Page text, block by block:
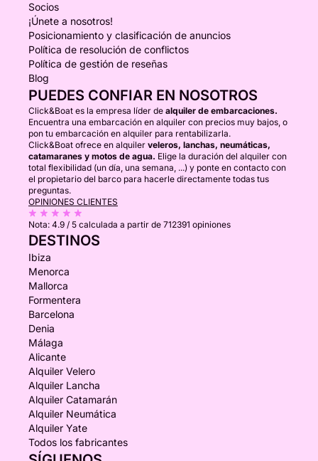
Socios
¡Únete a nosotros!
Posicionamiento y clasificación de anuncios
Política de resolución de conflictos
Política de gestión de reseñas
Blog
PUEDES CONFIAR EN NOSOTROS
Click&Boat es la empresa líder de alquiler de embarcaciones.
Encuentra una embarcación en alquiler con precios muy bajos, o
pon tu embarcación en alquiler para rentabilizarla.
Click&Boat ofrece en alquiler veleros, lanchas, neumáticas,
catamaranes y motos de agua. Elige la duración del alquiler con
total flexibilidad (un día, una semana, ...) y ponte en contacto con
el propietario del barco para hacerle directamente todas tus
preguntas.
OPINIONES CLIENTES
Nota: 4.9 / 5 calculada a partir de 712391 opiniones
DESTINOS
Ibiza
Menorca
Mallorca
Formentera
Barcelona
Denia
Málaga
Alicante
Alquiler Velero
Alquiler Lancha
Alquiler Catamarán
Alquiler Neumática
Alquiler Yate
Todos los fabricantes